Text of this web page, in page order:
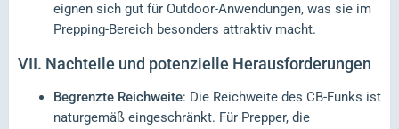
eignen sich gut für Outdoor-Anwendungen, was sie im
Prepping-Bereich besonders attraktiv macht.
VII. Nachteile und potenzielle Herausforderungen
Begrenzte Reichweite: Die Reichweite des CB-Funks ist
naturgemäß eingeschränkt. Für Prepper, die